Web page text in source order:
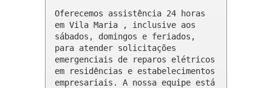
Oferecemos assistência 24 horas
em Vila Maria , inclusive aos
sábados, domingos e feriados,
para atender solicitações
emergenciais de reparos elétricos
em residências e estabelecimentos
empresariais. A nossa equipe está